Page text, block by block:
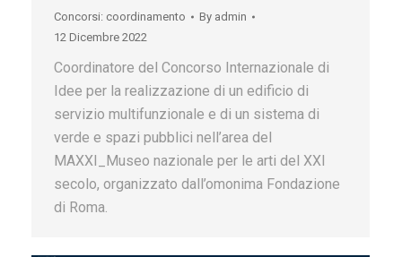
Concorsi: coordinamento By admin
12 Dicembre 2022
Coordinatore del Concorso Internazionale di
Idee per la realizzazione di un edificio di
servizio multifunzionale e di un sistema di
verde e spazi pubblici nell’area del
MAXXI_Museo nazionale per le arti del XXI
secolo, organizzato dall’omonima Fondazione
di Roma.